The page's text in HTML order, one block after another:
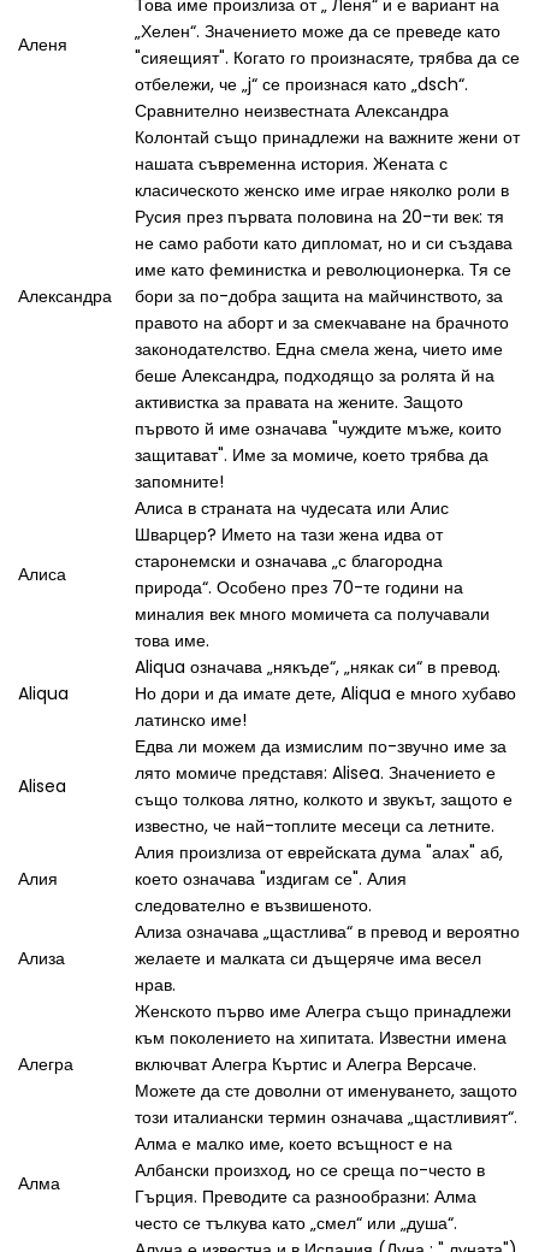
Аленя
„Хелен“. Значението може да се преведе като
"сияещият". Когато го произнасяте, трябва да се
отбележи, че „j“ се произнася като „dsch“.
Александра
Сравнително неизвестната Александра
Колонтай също принадлежи на важните жени от
нашата съвременна история. Жената с
класическото женско име играе няколко роли в
Русия през първата половина на 20-ти век: тя
не само работи като дипломат, но и си създава
име като феминистка и революционерка. Тя се
бори за по-добра защита на майчинството, за
правото на аборт и за смекчаване на брачното
законодателство. Една смела жена, чието име
беше Александра, подходящо за ролята й на
активистка за правата на жените. Защото
първото й име означава "чуждите мъже, които
защитават". Име за момиче, което трябва да
запомните!
Алиса
Алиса в страната на чудесата или Алис
Шварцер? Името на тази жена идва от
старонемски и означава „с благородна
природа“. Особено през 70-те години на
миналия век много момичета са получавали
това име.
Aliqua
Aliqua означава „някъде“, „някак си“ в превод.
Но дори и да имате дете, Aliqua е много хубаво
латинско име!
Alisea
Едва ли можем да измислим по-звучно име за
лято момиче представя: Alisea. Значението е
също толкова лятно, колкото и звукът, защото е
известно, че най-топлите месеци са летните.
Алия
Алия произлиза от еврейската дума "алах" аб,
което означава "издигам се". Алия
следователно е възвишеното.
Ализа
Ализа означава „щастлива“ в превод и вероятно
желаете и малката си дъщеряче има весел
нрав.
Алегра
Женското първо име Алегра също принадлежи
към поколението на хипитата. Известни имена
включват Алегра Къртис и Алегра Версаче.
Можете да сте доволни от именуването, защото
този италиански термин означава „щастливият“.
Алма
Алма е малко име, което всъщност е на
Албански произход, но се среща по-често в
Гърция. Преводите са разнообразни: Алма
често се тълкува като „смел“ или „душа“.